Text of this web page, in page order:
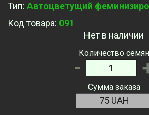
Тип: Автоцветущий
Код товара: 091
Нет в наличии
Количество семян
-
Сумма заказа